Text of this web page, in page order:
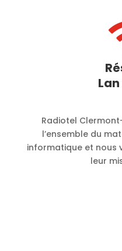
Radiotel
l’ensemble du
informatique et nous
leur